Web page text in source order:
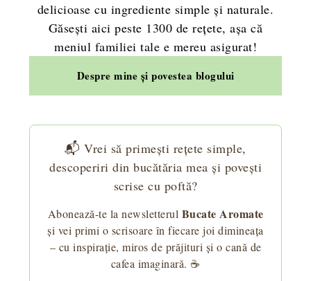
delicioase cu ingrediente simple și naturale.
Găsești aici peste 1300 de rețete, așa că
meniul familiei tale e mereu asigurat!
Despre mine și povestea blogului
📬 Vrei să primești rețete simple,
descoperiri din bucătăria mea și povești
scrise cu poftă?
Abonează-te la newsletterul Bucate Aromate
și vei primi o scrisoare în fiecare joi dimineața
– cu inspirație, miros de prăjituri și o cană de
cafea imaginară. ☕